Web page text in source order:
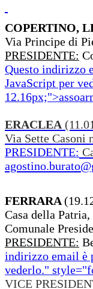
COPERTINO,
Via Principe di
PRESIDENTE:
Questo indirizzo
JavaScript per
12.16px;">
ERACLEA
Via Sette Casoni
PRESIDENTE:
FERRARA
Casa della
Comunale
PRESIDENTE:
indirizzo email è
vederlo."
VICE